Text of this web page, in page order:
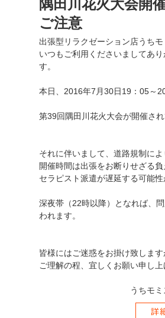
隅田川花火大会開
ご注意
出張型リラクゼーション店うちモ
いつもご利用くださいましてあり
す。
本日、2016年7月30日19：05～
第39回隅田川花火大会が開催され
それに伴いまして、道路規制によ
開催時間は出張をお断りせざる負
セラピスト派遣が遅延する可能性
深夜帯（22時以降）となれば、
われます。
皆様にはご迷惑をお掛け致します
ご理解の程、宜しくお願い申し上
うちモミスタッ